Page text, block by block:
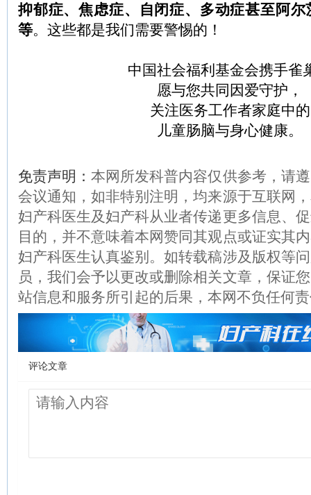
抑郁症、焦虑症、自闭症、多动症甚至阿
等。这些都是我们需要警惕的！
中国社会福利基金会携手雀
愿与您共同因爱守护，
关注医务工作者家庭中的
儿童肠脑与身心健康。
免责声明：本网所发科普内容仅供参考，请
会议通知，如非特别注明，均来源于互联网
妇产科医生及妇产科从业者传递更多信息、
目的，并不意味着本网赞同其观点或证实其
妇产科医生认真鉴别。如转载稿涉及版权等
员，我们会予以更改或删除相关文章，保证
站信息和服务所引起的后果，本网不负任何
评论文章